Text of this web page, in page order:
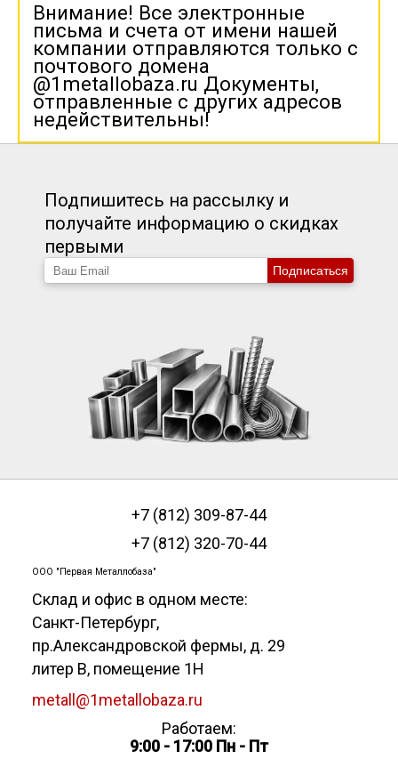
Внимание! Все электронные
письма и счета от имени нашей
компании отправляются только с
почтового домена
@1metallobaza.ru Документы,
отправленные с других адресов
недействительны!
Подпишитесь на рассылку и
получайте информацию о скидках
первыми
Подписаться
+7 (812) 309-87-44
+7 (812) 320-70-44
ООО "Первая Металлобаза"
Склад и офис в одном месте:
Санкт-Петербург,
пр.Александровской фермы, д. 29
литер В, помещение 1Н
metall@1metallobaza.ru
Работаем:
9:00 - 17:00 Пн - Пт